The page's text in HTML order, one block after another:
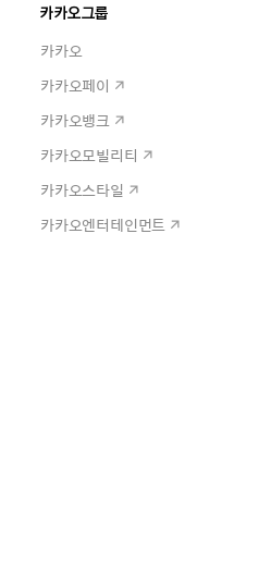
카카오그룹
카카오
카카오페이
카카오뱅크
카카오모빌리티
카카오스타일
카카오엔터테인먼트